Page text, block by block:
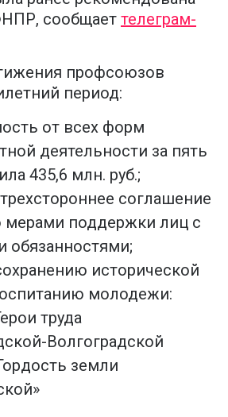
сообщает телеграм-
профсоюзов
период:
от всех форм
деятельности за пять
435,6 млн. руб.;
соглашение
мерами поддержки лиц с
обязанностями;
исторической
молодежи:
труда
Волгоградской
земли